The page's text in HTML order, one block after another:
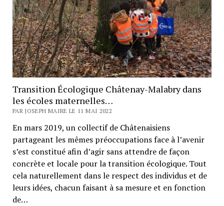
Transition Écologique Châtenay-Malabry dans
les écoles maternelles…
PAR JOSEPH MAIRE LE 11 MAI 2022
En mars 2019, un collectif de Châtenaisiens
partageant les mêmes préoccupations face à l’avenir
s’est constitué afin d’agir sans attendre de façon
concrète et locale pour la transition écologique. Tout
cela naturellement dans le respect des individus et de
leurs idées, chacun faisant à sa mesure et en fonction
de…